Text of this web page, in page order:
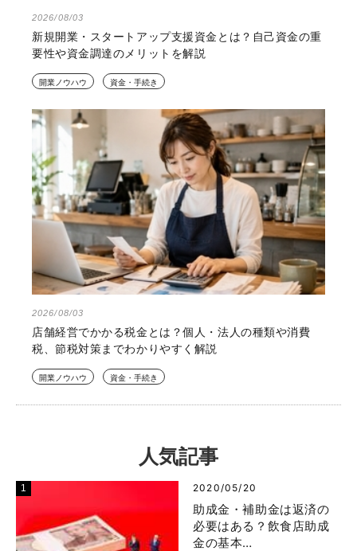
2026/08/03
新規開業・スタートアップ支援資金とは？自己資金の重
要性や資金調達のメリットを解説
開業ノウハウ 資金・手続き
2026/08/03
店舗経営でかかる税金とは？個人・法人の種類や消費
税、節税対策までわかりやすく解説
開業ノウハウ 資金・手続き
人気記事
2020/05/20
助成金・補助金は返済の
必要はある？飲食店助成
金の基本…